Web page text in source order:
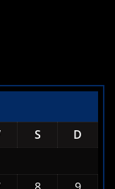
S
D